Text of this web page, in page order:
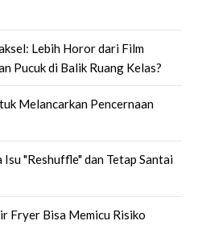
Lebih Horor dari Film
Pucuk di Balik Ruang Kelas?
Melancarkan Pencernaan
"Reshuffle" dan Tetap Santai
Fryer Bisa Memicu Risiko